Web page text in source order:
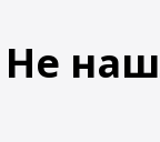
Не